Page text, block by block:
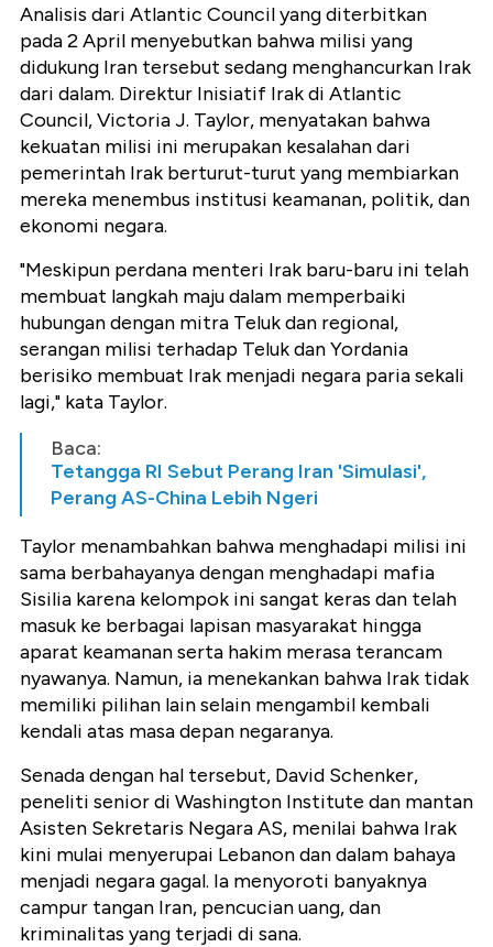
Analisis dari Atlantic Council yang diterbitkan
pada 2 April menyebutkan bahwa milisi yang
didukung Iran tersebut sedang menghancurkan Irak
dari dalam. Direktur Inisiatif Irak di Atlantic
Council, Victoria J. Taylor, menyatakan bahwa
kekuatan milisi ini merupakan kesalahan dari
pemerintah Irak berturut-turut yang membiarkan
mereka menembus institusi keamanan, politik, dan
ekonomi negara.
"Meskipun perdana menteri Irak baru-baru ini telah
membuat langkah maju dalam memperbaiki
hubungan dengan mitra Teluk dan regional,
serangan milisi terhadap Teluk dan Yordania
berisiko membuat Irak menjadi negara paria sekali
lagi," kata Taylor.
Baca:
Tetangga RI Sebut Perang Iran 'Simulasi',
Perang AS-China Lebih Ngeri
Taylor menambahkan bahwa menghadapi milisi ini
sama berbahayanya dengan menghadapi mafia
Sisilia karena kelompok ini sangat keras dan telah
masuk ke berbagai lapisan masyarakat hingga
aparat keamanan serta hakim merasa terancam
nyawanya. Namun, ia menekankan bahwa Irak tidak
memiliki pilihan lain selain mengambil kembali
kendali atas masa depan negaranya.
Senada dengan hal tersebut, David Schenker,
peneliti senior di Washington Institute dan mantan
Asisten Sekretaris Negara AS, menilai bahwa Irak
kini mulai menyerupai Lebanon dan dalam bahaya
menjadi negara gagal. Ia menyoroti banyaknya
campur tangan Iran, pencucian uang, dan
kriminalitas yang terjadi di sana.